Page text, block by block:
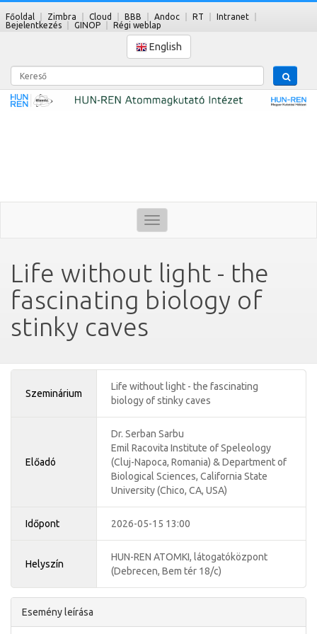
Főoldal Zimbra Cloud BBB Andoc RT
Intranet
Bejelentkezés
GINOP Régi weblap
English
Kereső
Toggle
navigation
Life without light - the
fascinating biology of
stinky caves
Szeminárium
Life without light - the fascinating
biology of stinky caves
Előadó
Dr. Serban Sarbu
Emil Racovita Institute of Speleology
(Cluj-Napoca, Romania) & Department of
Biological Sciences, California State
University (Chico, CA, USA)
Időpont 2026-05-15 13:00
Helyszín
HUN-REN ATOMKI, látogatóközpont
(Debrecen, Bem tér 18/c)
Esemény leírása